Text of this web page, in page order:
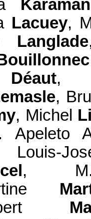
Lacuey,
Langlade
,
,
, Michel
Apeleto
Louis-
, M.